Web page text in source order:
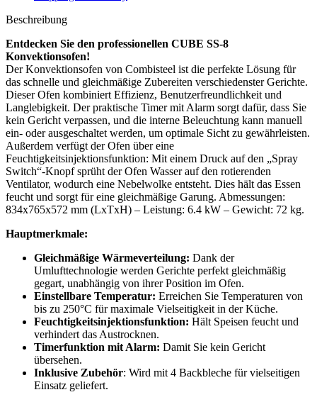
Beschreibung
Entdecken Sie den professionellen CUBE SS-8
Konvektionsofen!
Der Konvektionsofen von Combisteel ist die perfekte Lösung für
das schnelle und gleichmäßige Zubereiten verschiedenster Gerichte.
Dieser Ofen kombiniert Effizienz, Benutzerfreundlichkeit und
Langlebigkeit. Der praktische Timer mit Alarm sorgt dafür, dass Sie
kein Gericht verpassen, und die interne Beleuchtung kann manuell
ein- oder ausgeschaltet werden, um optimale Sicht zu gewährleisten.
Außerdem verfügt der Ofen über eine
Feuchtigkeitsinjektionsfunktion: Mit einem Druck auf den „Spray
Switch“-Knopf sprüht der Ofen Wasser auf den rotierenden
Ventilator, wodurch eine Nebelwolke entsteht. Dies hält das Essen
feucht und sorgt für eine gleichmäßige Garung. Abmessungen:
834x765x572 mm (LxTxH) – Leistung: 6.4 kW – Gewicht: 72 kg.
Hauptmerkmale:
Gleichmäßige Wärmeverteilung: Dank der
Umlufttechnologie werden Gerichte perfekt gleichmäßig
gegart, unabhängig von ihrer Position im Ofen.
Einstellbare Temperatur: Erreichen Sie Temperaturen von
bis zu 250°C für maximale Vielseitigkeit in der Küche.
Feuchtigkeitsinjektionsfunktion: Hält Speisen feucht und
verhindert das Austrocknen.
Timerfunktion mit Alarm: Damit Sie kein Gericht
übersehen.
Inklusive Zubehör: Wird mit 4 Backbleche für vielseitigen
Einsatz geliefert.